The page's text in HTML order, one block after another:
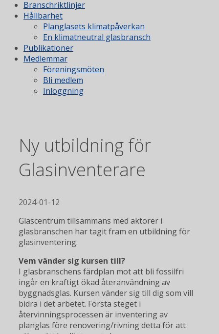
Branschriktlinjer
Hållbarhet
Planglasets klimatpåverkan
En klimatneutral glasbransch
Publikationer
Medlemmar
Föreningsmöten
Bli medlem
Inloggning
Ny utbildning för
Glasinventerare
2024-01-12
Glascentrum tillsammans med aktörer i
glasbranschen har tagit fram en utbildning för
glasinventering.
Vem vänder sig kursen till?
I glasbranschens färdplan mot att bli fossilfri
ingår en kraftigt ökad återanvändning av
byggnadsglas. Kursen vänder sig till dig som vill
bidra i det arbetet. Första steget i
återvinningsprocessen är inventering av
planglas före renovering/rivning detta för att